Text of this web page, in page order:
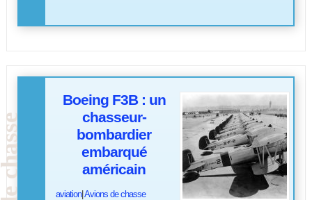
Boeing F3B : un
chasseur-
bombardier
embarqué
américain
aviation| Avions de chasse